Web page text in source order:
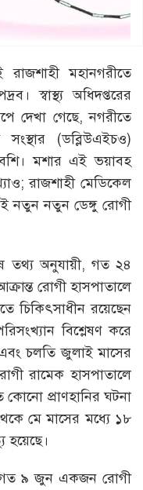
মহানগরীতে
স্বাস্থ্য অধিদপ্তরের
দেখা গেছে, নগরীতে
সংস্থার (ডব্লিউএইচও)
মশার এই ভয়াবহ
রাজশাহী মেডিকেল
নতুন নতুন ডেঙ্গু রোগী
তথ্য অনুযায়ী, গত ২৪
রোগী হাসপাতালে
চিকিৎসাধীন রয়েছেন
বিশ্লেষণ করে
চলতি জুলাই মাসের
রামেক হাসপাতালে
কোনো প্রাণহানির ঘটনা
মে মাসের মধ্যে ১৮
গত ৯ জুন একজন রোগী